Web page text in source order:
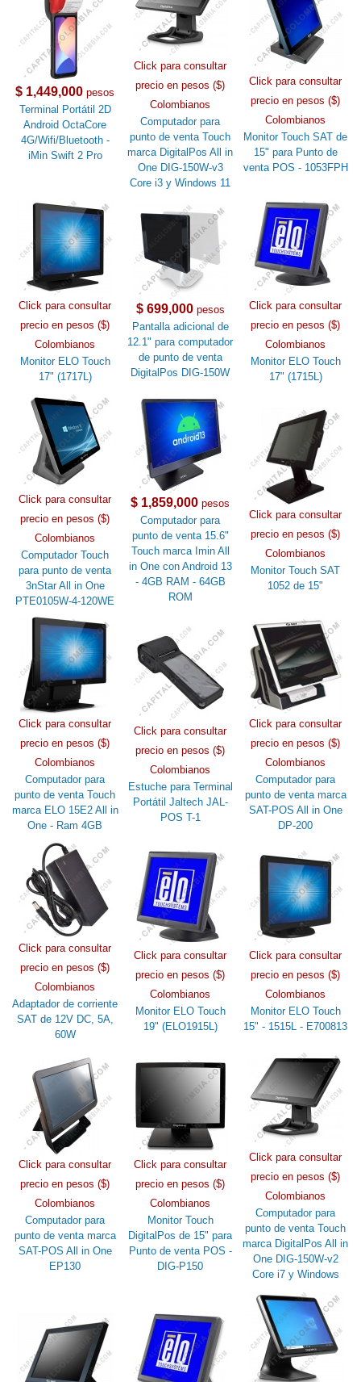
$ 1,449,000 pesos
Terminal Portátil 2D
Android OctaCore
4G/Wifi/Bluetooth -
iMin Swift 2 Pro
Click para consultar
precio en pesos ($)
Colombianos
Computador para
punto de venta Touch
marca DigitalPos All in
One DIG-150W-v3
Core i3 y Windows 11
Click para consultar
precio en pesos ($)
Colombianos
Monitor Touch SAT de
15" para Punto de
venta POS - 1053FPH
Click para consultar
precio en pesos ($)
Colombianos
Monitor ELO Touch
17" (1717L)
$ 699,000pesos
Pantalla adicional de
12.1" para computador
de punto de venta
DigitalPos DIG-150W
Click para consultar
precio en pesos ($)
Colombianos
Monitor ELO Touch
17" (1715L)
Click para consultar
precio en pesos ($)
Colombianos
Computador Touch
para punto de venta
3nStar All in One
PTE0105W-4-120WE
$ 1,859,000 pesos
Computador para
punto de venta 15.6"
Touch marca Imin All
in One con Android 13
- 4GB RAM - 64GB
ROM
Click para consultar
precio en pesos ($)
Colombianos
Monitor Touch SAT
1052 de 15"
Click para consultar
precio en pesos ($)
Colombianos
Computador para
punto de venta Touch
marca ELO 15E2 All in
One - Ram 4GB
Click para consultar
precio en pesos ($)
Colombianos
Estuche para Terminal
Portátil Jaltech JAL-
POS T-1
Click para consultar
precio en pesos ($)
Colombianos
Computador para
punto de venta marca
SAT-POS All in One
DP-200
Click para consultar
precio en pesos ($)
Colombianos
Adaptador de corriente
SAT de 12V DC, 5A,
60W
Click para consultar
precio en pesos ($)
Colombianos
Monitor ELO Touch
19" (ELO1915L)
Click para consultar
precio en pesos ($)
Colombianos
Monitor ELO Touch
15" - 1515L - E700813
Click para consultar
precio en pesos ($)
Colombianos
Computador para
punto de venta marca
SAT-POS All in One
EP130
Click para consultar
precio en pesos ($)
Colombianos
Monitor Touch
DigitalPos de 15" para
Punto de venta POS -
DIG-P150
Click para consultar
precio en pesos ($)
Colombianos
Computador para
punto de venta Touch
marca DigitalPos All in
One DIG-150W-v2
Core i7 y Windows